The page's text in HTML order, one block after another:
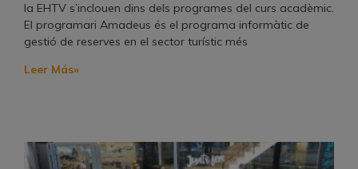
la EHTV s’inclouen dins dels programes del curs acadèmic.
El programari Amadeus és el programa informàtic de
gestió de reserves en el sector turístic més
Leer Más»